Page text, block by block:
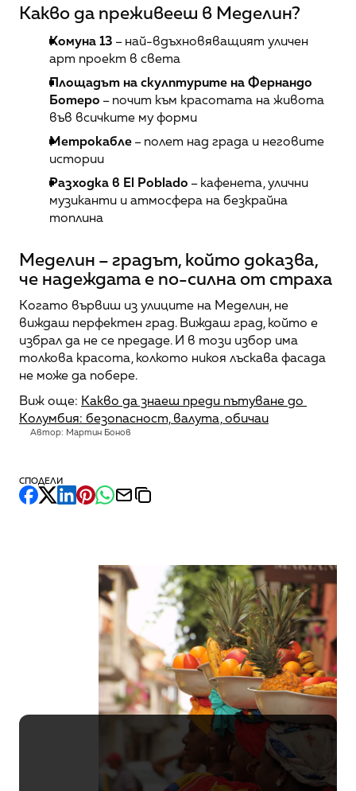
Какво да преживееш в Меделин?
Комуна 13 – най-вдъхновяващият уличен
арт проект в света
Площадът на скулптурите на Фернандо
Ботеро – почит към красотата на живота
във всичките му форми
Метрокабле – полет над града и неговите
истории
Разходка в El Poblado – кафенета, улични
музиканти и атмосфера на безкрайна
топлина
Меделин – градът, който доказва,
че надеждата е по-силна от страха
Когато вървиш из улиците на Меделин, не
виждаш перфектен град. Виждаш град, който е
избрал да не се предаде. И в този избор има
толкова красота, колкото никоя лъскава фасада
не може да побере.
Виж още: Какво да знаеш преди пътуване до
Колумбия: безопасност, валута, обичаи
Автор: Мартин Бонов
СПОДЕЛИ